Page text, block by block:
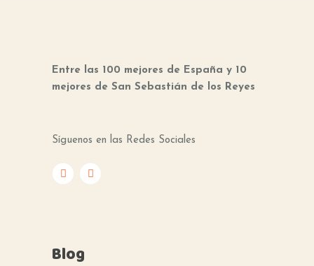
Entre las 100 mejores de España y 10
mejores de San Sebastián de los Reyes
Síguenos en las Redes Sociales
Blog